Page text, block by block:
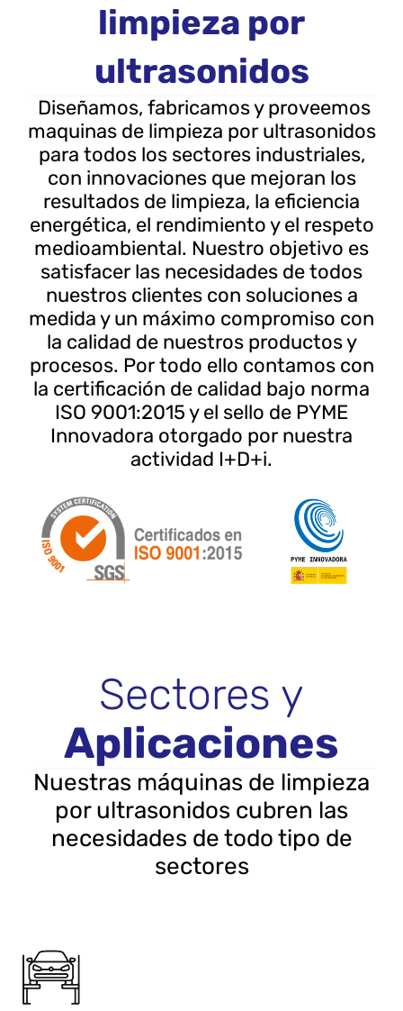
limpieza por
ultrasonidos
Diseñamos, fabricamos y proveemos
maquinas de limpieza por ultrasonidos
para todos los sectores industriales,
con innovaciones que mejoran los
resultados de limpieza, la eficiencia
energética, el rendimiento y el respeto
medioambiental. Nuestro objetivo es
satisfacer las necesidades de todos
nuestros clientes con soluciones a
medida y un máximo compromiso con
la calidad de nuestros productos y
procesos. Por todo ello contamos con
la certificación de calidad bajo norma
ISO 9001:2015 y el sello de PYME
Innovadora otorgado por nuestra
actividad I+D+i.
Sectores y
Aplicaciones
Nuestras máquinas de limpieza
por ultrasonidos cubren las
necesidades de todo tipo de
sectores